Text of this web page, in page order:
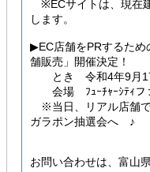
※ECサイトは、現在
します。
▶EC店舗をPRするた
舗販売」開催決定！
とき 令和4年9月
会場 ﾌｭｰﾁｬｰｼﾃｨフ
※当日、リアル店舗
ガラポン抽選会へ ♪
お問い合わせは、富山